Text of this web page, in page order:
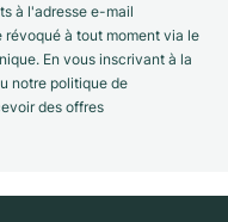
à l'adresse e-mail
à tout moment via le
En vous inscrivant à la
notre politique de
des offres